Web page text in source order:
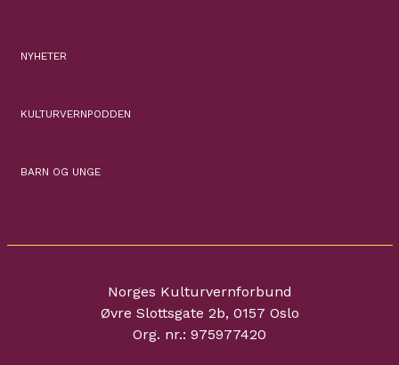
NYHETER
KULTURVERNPODDEN
BARN OG UNGE
Norges Kulturvernforbund
Øvre Slottsgate 2b, 0157 Oslo
Org. nr.: 975977420